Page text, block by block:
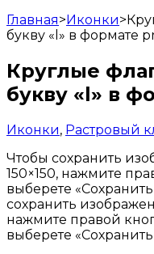
Главная>Иконки>
букву «l» в формате
Круглые
букву «l» в
Иконки, Растровый
Чтобы сохранить
150×150, нажмите
выберете
сохранить
нажмите правой
выберете «Сохранить